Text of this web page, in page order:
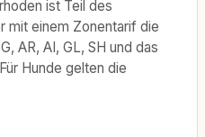
ist Teil des
mit einem Zonentarif die
AR, AI, GL, SH und das
Hunde gelten die